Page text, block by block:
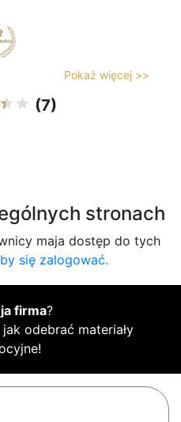
Pokaż więcej >>
(7)
stronach
maja dostęp do tych
się zalogować.
firma?
odebrać materiały